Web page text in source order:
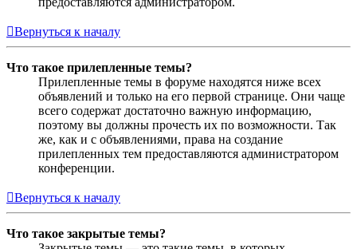
Вернуться к началу
Что такое прилепленные темы?
Прилепленные темы в форуме находятся ниже всех
объявлений и только на его первой странице. Они чаще
всего содержат достаточно важную информацию,
поэтому вы должны прочесть их по возможности. Так
же, как и с объявлениями, права на создание
прилепленных тем предоставляются администратором
конференции.
Вернуться к началу
Что такое закрытые темы?